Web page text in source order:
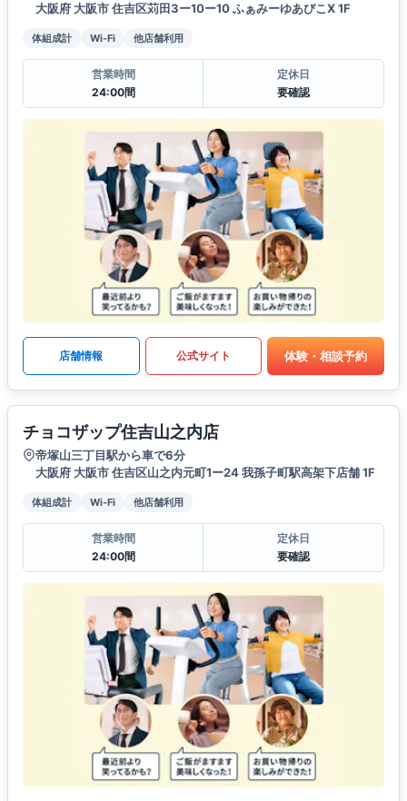
大阪府 大阪市 住吉区苅田3ー10ー10 ふぁみーゆあびこX 1F
体組成計 Wi-Fi 他店舗利用
営業時間
24:00間
定休日
要確認
店舗情報 公式サイト 体験・相談予約
チョコザップ住吉山之内店
帝塚山三丁目駅から車で6分
大阪府 大阪市 住吉区山之内元町1ー24 我孫子町駅高架下店舗 1F
体組成計 Wi-Fi 他店舗利用
営業時間
24:00間
定休日
要確認